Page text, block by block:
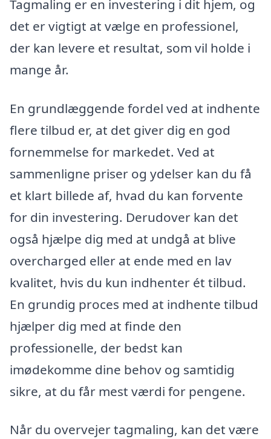
Tagmaling er en investering i dit hjem, og
det er vigtigt at vælge en professionel,
der kan levere et resultat, som vil holde i
mange år.
En grundlæggende fordel ved at indhente
flere tilbud er, at det giver dig en god
fornemmelse for markedet. Ved at
sammenligne priser og ydelser kan du få
et klart billede af, hvad du kan forvente
for din investering. Derudover kan det
også hjælpe dig med at undgå at blive
overcharged eller at ende med en lav
kvalitet, hvis du kun indhenter ét tilbud.
En grundig proces med at indhente tilbud
hjælper dig med at finde den
professionelle, der bedst kan
imødekomme dine behov og samtidig
sikre, at du får mest værdi for pengene.
Når du overvejer tagmaling, kan det være